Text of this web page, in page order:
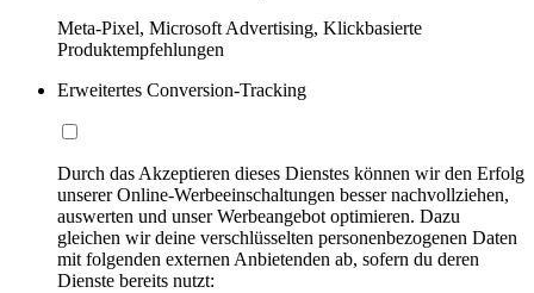
Meta-Pixel, Microsoft Advertising, Klickbasierte
Produktempfehlungen
Erweitertes Conversion-Tracking
Durch das Akzeptieren dieses Dienstes können wir den Erfolg
unserer Online-Werbeeinschaltungen besser nachvollziehen,
auswerten und unser Werbeangebot optimieren. Dazu
gleichen wir deine verschlüsselten personenbezogenen Daten
mit folgenden externen Anbietenden ab, sofern du deren
Dienste bereits nutzt: